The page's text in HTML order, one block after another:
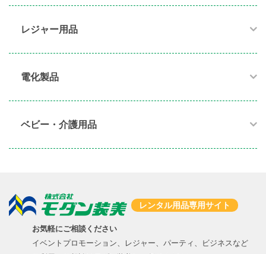
レジャー用品
電化製品​
ベビー・介護用品​
レンタル用品専用サイト
お気軽にご相談ください
イベントプロモーション、レジャー、パーティ、ビジネスなど